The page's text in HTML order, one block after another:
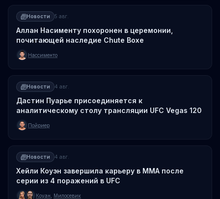
Новости 5 авг.
Аллан Насименту похоронен в церемонии,
почитающей наследие Chute Boxe
Нассименто
Новости 4 авг.
Дастин Пуарье присоединяется к
аналитическому столу трансляции UFC Vegas 120
Пойриер
Новости 4 авг.
Хейли Коуэн завершила карьеру в ММА после
серии из 4 поражений в UFC
Коуан Милосевик